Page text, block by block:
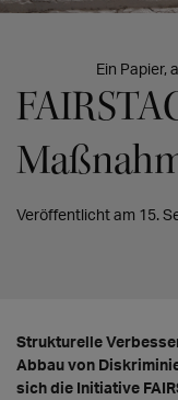
Ein Papier,
Veröffentlicht am 15.
Strukturelle
Abbau von
sich die Initiative